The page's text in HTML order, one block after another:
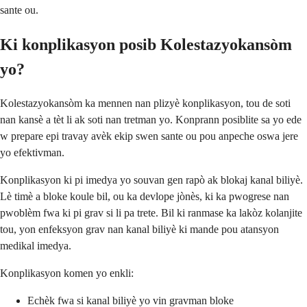
sante ou.
Ki konplikasyon posib Kolestazyokansòm
yo?
Kolestazyokansòm ka mennen nan plizyè konplikasyon, tou de soti
nan kansè a tèt li ak soti nan tretman yo. Konprann posiblite sa yo ede
w prepare epi travay avèk ekip swen sante ou pou anpeche oswa jere
yo efektivman.
Konplikasyon ki pi imedya yo souvan gen rapò ak blokaj kanal biliyè.
Lè timè a bloke koule bil, ou ka devlope jònès, ki ka pwogrese nan
pwoblèm fwa ki pi grav si li pa trete. Bil ki ranmase ka lakòz kolanjite
tou, yon enfeksyon grav nan kanal biliyè ki mande pou atansyon
medikal imedya.
Konplikasyon komen yo enkli:
Echèk fwa si kanal biliyè yo vin gravman bloke